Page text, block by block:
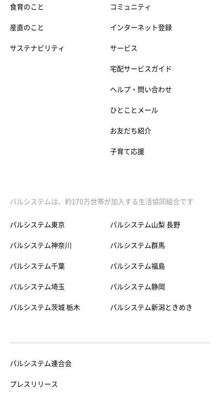
食育のこと
産直のこと
サステナビリティ
コミュニティ
インターネット登録
サービス
宅配サービスガイド
ヘルプ・問い合わせ
ひとことメール
お友だち紹介
子育て応援
パルシステムは、約170万世帯が加入する生活協同組合です
パルシステム東京
パルシステム神奈川
パルシステム千葉
パルシステム埼玉
パルシステム茨城 栃木
パルシステム山梨 長野
パルシステム群馬
パルシステム福島
パルシステム静岡
パルシステム新潟ときめき
パルシステム連合会
プレスリリース